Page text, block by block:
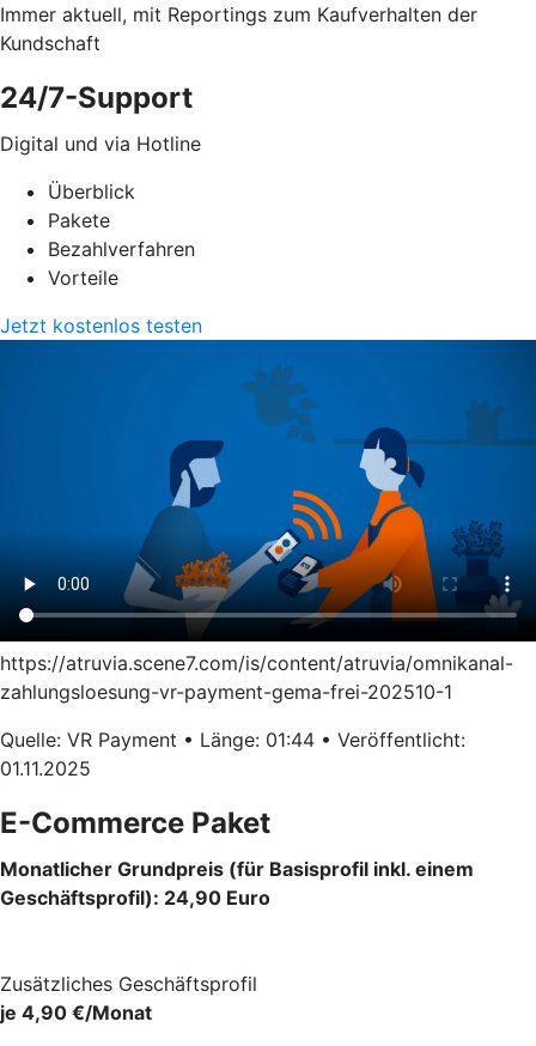
Immer aktuell, mit Reportings zum Kaufverhalten der
Kundschaft
24/7-Support
Digital und via Hotline
Überblick
Pakete
Bezahlverfahren
Vorteile
Jetzt kostenlos testen
https://atruvia.scene7.com/is/content/atruvia/omnikanal-
zahlungsloesung-vr-payment-gema-frei-202510-1
Quelle: VR Payment • Länge: 01:44 • Veröffentlicht:
01.11.2025
E-Commerce Paket
Monatlicher Grundpreis (für Basisprofil inkl. einem
Geschäftsprofil): 24,90 Euro
Zusätzliches Geschäftsprofil
je 4,90 €/Monat